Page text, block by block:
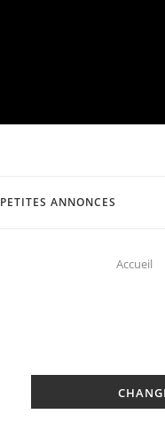
PETITES ANNONCES
Accueil